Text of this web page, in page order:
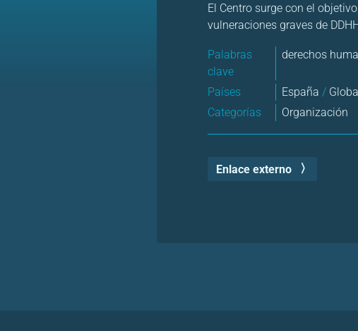
El Centro surge con el
vulneraciones graves de
Palabras
clave
derechos
Países España /
Categorías
Organización
Enlace externo